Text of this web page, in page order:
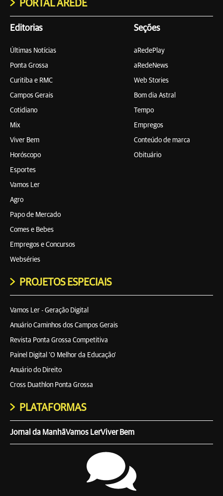
PORTAL AREDE
Editorias
Últimas Notícias
Ponta Grossa
Curitiba e RMC
Campos Gerais
Cotidiano
Mix
Viver Bem
Horóscopo
Esportes
Vamos Ler
Agro
Papo de Mercado
Comes e Bebes
Empregos e Concursos
Webséries
Seções
aRedePlay
aRedeNews
Web Stories
Bom dia Astral
Tempo
Empregos
Conteúdo de marca
Obituário
PROJETOS ESPECIAIS
Vamos Ler - Geração Digital
Anuário Caminhos dos Campos Gerais
Revista Ponta Grossa Competitiva
Painel Digital 'O Melhor da Educação'
Anuário do Direito
Cross Duathlon Ponta Grossa
PLATAFORMAS
Jornal da ManhãVamos LerViver Bem